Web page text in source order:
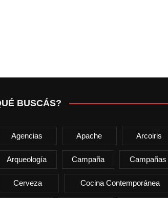
BUSCÁS?
Agencias Apache Arcoiris
Arqueología Campaña Campañas
Cerveza Cocina Contemporánea